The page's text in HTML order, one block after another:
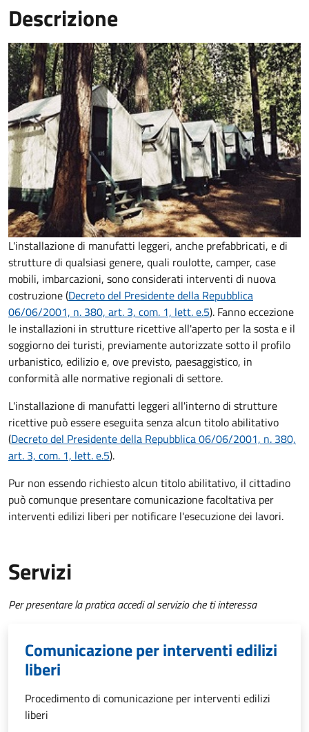
Descrizione
L'installazione di manufatti leggeri, anche prefabbricati, e di
strutture di qualsiasi genere, quali roulotte, camper, case
mobili, imbarcazioni, sono considerati interventi di nuova
costruzione (Decreto del Presidente della Repubblica
06/06/2001, n. 380, art. 3, com. 1, lett. e.5). Fanno eccezione
le installazioni in strutture ricettive all'aperto per la sosta e il
soggiorno dei turisti, previamente autorizzate sotto il profilo
urbanistico, edilizio e, ove previsto, paesaggistico, in
conformità alle normative regionali di settore.
L'installazione di manufatti leggeri all'interno di strutture
ricettive può essere eseguita senza alcun titolo abilitativo
(Decreto del Presidente della Repubblica 06/06/2001, n. 380,
art. 3, com. 1, lett. e.5).
Pur non essendo richiesto alcun titolo abilitativo, il cittadino
può comunque presentare comunicazione facoltativa per
interventi edilizi liberi per notificare l'esecuzione dei lavori.
Servizi
Per presentare la pratica accedi al servizio che ti interessa
Comunicazione per interventi edilizi
liberi
Procedimento di comunicazione per interventi edilizi
liberi